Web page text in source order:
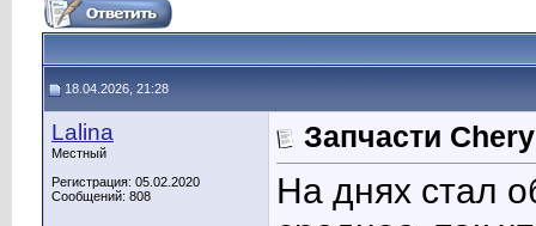
18.04.2026, 21:28
Lalina
Местный
Регистрация: 05.02.2020
Сообщений: 808
Запчасти
На днях стал